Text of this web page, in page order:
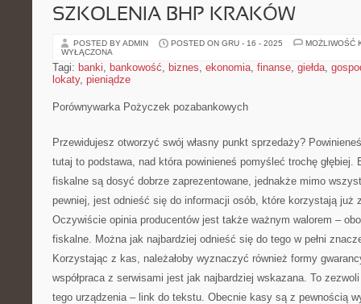
SZKOLENIA BHP KRAKÓW
POSTED BY ADMIN POSTED ON GRU - 16 - 2025
MOŻLIWOŚĆ
WYŁĄCZONA
Tagi: banki, bankowość, biznes, ekonomia, finanse, giełda,
lokaty, pieniądze
Porównywarka Pożyczek pozabankowych
Przewidujesz otworzyć swój własny punkt sprzedaży?
tutaj to podstawa, nad która powinieneś pomyśleć trochę głębiej.
fiskalne są dosyć dobrze zaprezentowane, jednakże mimo
pewniej, jest odnieść się do informacji osób, które korzystają już
Oczywiście opinia producentów jest także ważnym walorem –
fiskalne. Można jak najbardziej odnieść się do tego w pełni
Korzystając z kas, należałoby wyznaczyć również formy
współpraca z serwisami jest jak najbardziej wskazana. To
tego urządzenia – link do tekstu. Obecnie kasy są z pewnością